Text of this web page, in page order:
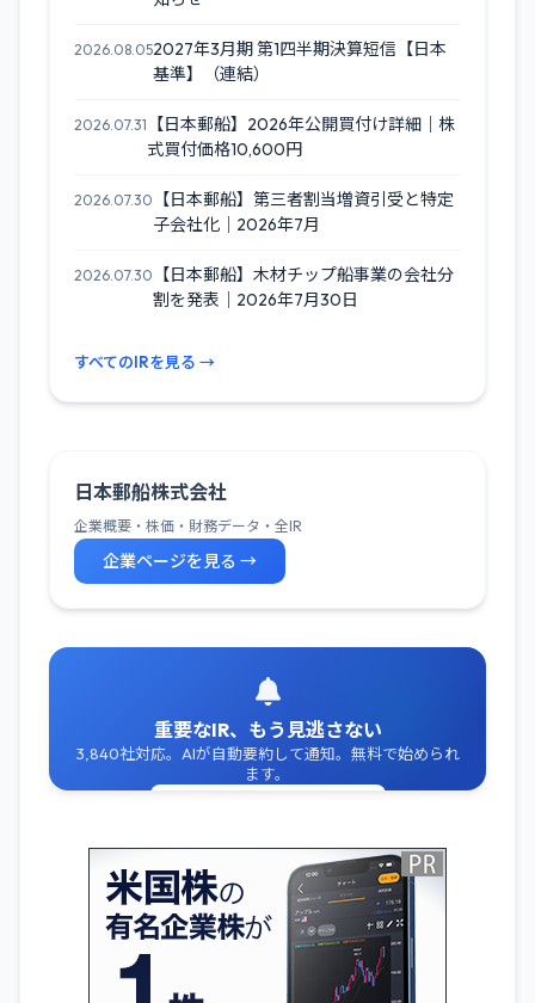
2026.08.052027年3月期 第1四半期決算短信【日本
基準】（連結）
2026.07.31
【日本郵船】2026年公開買付け詳細｜株
式買付価格10,600円
2026.07.30
【日本郵船】第三者割当増資引受と特定
子会社化｜2026年7月
2026.07.30
【日本郵船】木材チップ船事業の会社分
割を発表｜2026年7月30日
すべてのIRを見る →
日本郵船株式会社
企業概要・株価・財務データ・全IR
企業ページを見る →
重要なIR、もう見逃さない
3,840社対応。AIが自動要約して通知。無料で始められ
ます。